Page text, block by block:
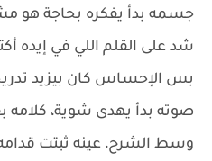
جسمه بدأ يفكره بحاجة هو
شد على القلم اللي في إيده
بس الإحساس كان بيزيد
صوته بدأ يهدى شوية، كلامه
وسط الشرح، عينه ثبتت